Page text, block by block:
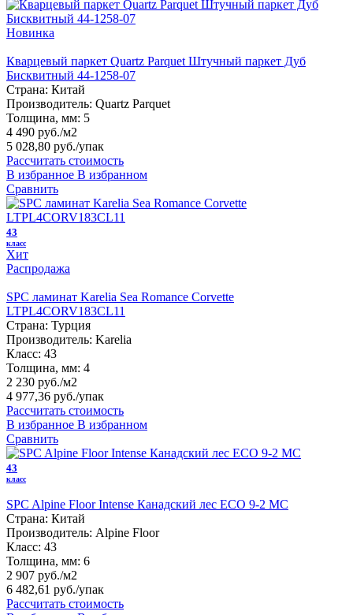
Новинка
Кварцевый паркет Quartz Parquet Штучный паркет Дуб
Бисквитный 44-1258-07
Страна: Китай
Производитель: Quartz Parquet
Толщина, мм: 5
4 490 руб./м2
5 028,80 руб./упак
Рассчитать стоимость
В избранное В избранном
Сравнить
43
класс
Хит
Распродажа
SPC ламинат Karelia Sea Romance Corvette
LTPL4CORV183CL11
Страна: Турция
Производитель: Karelia
Класс: 43
Толщина, мм: 4
2 230 руб./м2
4 977,36 руб./упак
Рассчитать стоимость
В избранное В избранном
Сравнить
43
класс
SPC Alpine Floor Intense Канадский лес ECO 9-2 MC
Страна: Китай
Производитель: Alpine Floor
Класс: 43
Толщина, мм: 6
2 907 руб./м2
6 482,61 руб./упак
Рассчитать стоимость